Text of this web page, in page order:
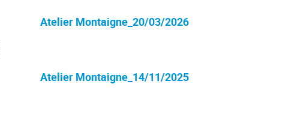
Atelier Montaigne_20/03/2026
Atelier Montaigne_14/11/2025